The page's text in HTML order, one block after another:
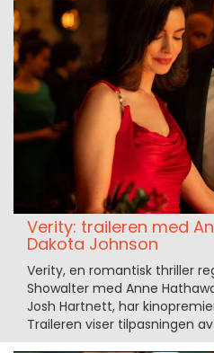
Verity: traileren med
Dakota Johnson
Verity, en romantisk thriller
Showalter med Anne
Josh Hartnett, har
Traileren viser tilpasningen